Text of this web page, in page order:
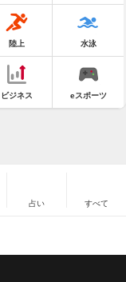
陸上 水泳
ビジネス eスポーツ
占い すべて